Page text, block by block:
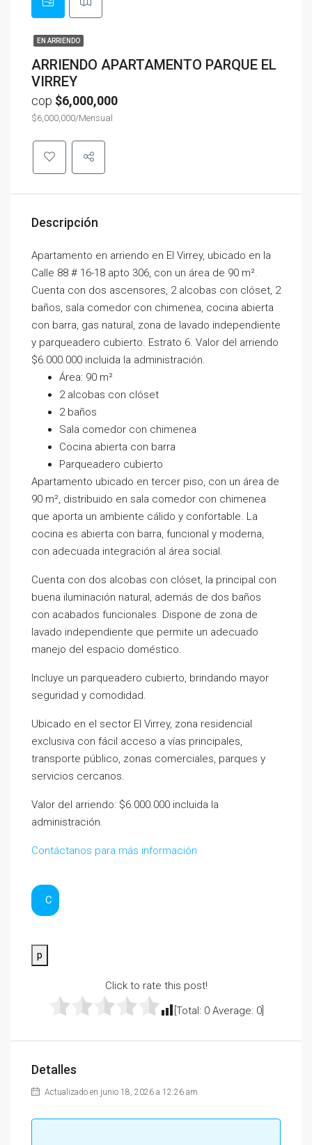
EN ARRIENDO
ARRIENDO APARTAMENTO PARQUE EL
VIRREY
cop $6,000,000
$6,000,000/Mensual
Descripción
Apartamento en arriendo en El Virrey, ubicado en la
Calle 88 # 16-18 apto 306, con un área de 90 m².
Cuenta con dos ascensores, 2 alcobas con clóset, 2
baños, sala comedor con chimenea, cocina abierta
con barra, gas natural, zona de lavado independiente
y parqueadero cubierto. Estrato 6. Valor del arriendo
$6.000.000 incluida la administración.
Área: 90 m²
2 alcobas con clóset
2 baños
Sala comedor con chimenea
Cocina abierta con barra
Parqueadero cubierto
Apartamento ubicado en tercer piso, con un área de
90 m², distribuido en sala comedor con chimenea
que aporta un ambiente cálido y confortable. La
cocina es abierta con barra, funcional y moderna,
con adecuada integración al área social.
Cuenta con dos alcobas con clóset, la principal con
buena iluminación natural, además de dos baños
con acabados funcionales. Dispone de zona de
lavado independiente que permite un adecuado
manejo del espacio doméstico.
Incluye un parqueadero cubierto, brindando mayor
seguridad y comodidad.
Ubicado en el sector El Virrey, zona residencial
exclusiva con fácil acceso a vías principales,
transporte público, zonas comerciales, parques y
servicios cercanos.
Valor del arriendo: $6.000.000 incluida la
administración.
Contáctanos para más información
C
p
Click to rate this post!
[Total: 0Average: 0]
Detalles
Actualizado en junio 18, 2026 a 12:26 am